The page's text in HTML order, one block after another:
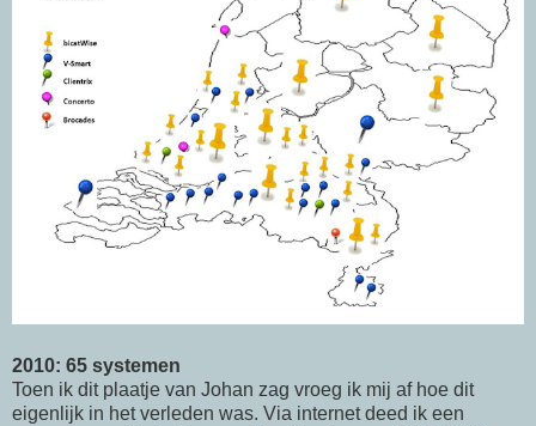
2010: 65 systemen
Toen ik dit plaatje van Johan zag vroeg ik mij af hoe dit
eigenlijk in het verleden was. Via internet deed ik een